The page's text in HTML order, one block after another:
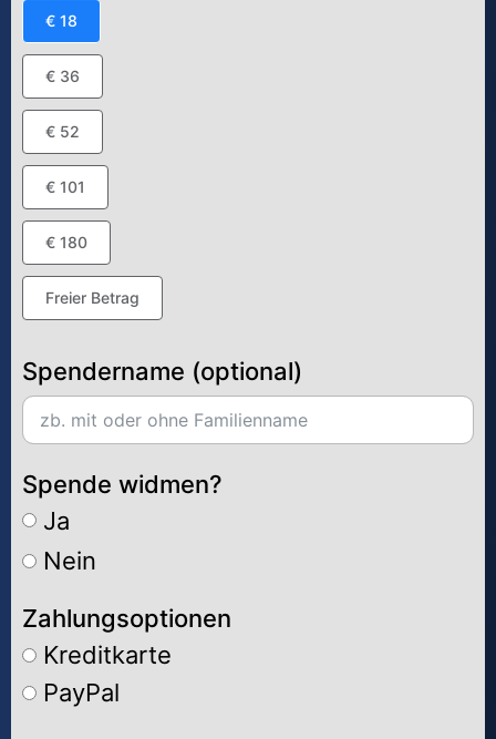
€ 18
€ 36
€ 52
€ 101
€ 180
Freier Betrag
Spendername (optional)
Spende widmen?
Ja
Nein
Zahlungsoptionen
Kreditkarte
PayPal